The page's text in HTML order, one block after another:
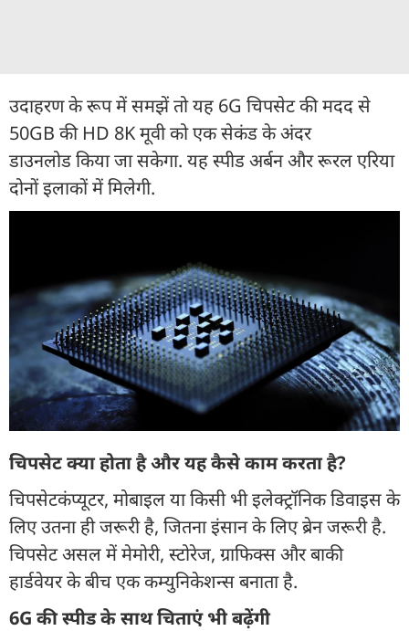
उदाहरण के रूप में समझें तो यह 6G चिपसेट की मदद से
50GB की HD 8K मूवी को एक सेकंड के अंदर
डाउनलोड किया जा सकेगा. यह स्पीड अर्बन और रूरल एरिया
दोनों इलाकों में मिलेगी.
चिपसेट क्या होता है और यह कैसे काम करता है?
चिपसेटकंप्यूटर, मोबाइल या किसी भी इलेक्ट्रॉनिक डिवाइस के
लिए उतना ही जरूरी है, जितना इंसान के लिए ब्रेन जरूरी है.
चिपसेट असल में मेमोरी, स्टोरेज, ग्राफिक्स और बाकी
हार्डवेयर के बीच एक कम्युनिकेशन्स बनाता है.
6G की स्पीड के साथ चिताएं भी बढ़ेंगी